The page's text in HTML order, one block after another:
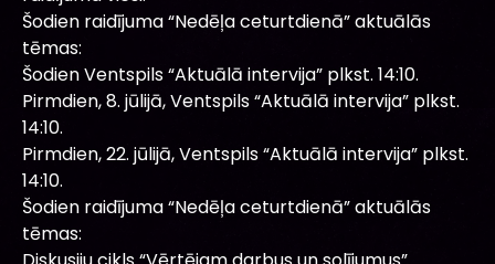
Šodien raidījuma “Nedēļa ceturtdienā” aktuālās
tēmas:
Šodien Ventspils “Aktuālā intervija” plkst. 14:10.
Pirmdien, 8. jūlijā, Ventspils “Aktuālā intervija” plkst.
14:10.
Pirmdien, 22. jūlijā, Ventspils “Aktuālā intervija” plkst.
14:10.
Šodien raidījuma “Nedēļa ceturtdienā” aktuālās
tēmas: